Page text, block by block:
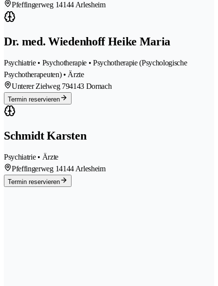
Pfeffingerweg 14144 Arlesheim
Dr. med. Wiedenhoff Heike Maria
Psychiatrie • Psychotherapie • Psychotherapie (Psychologische
Psychotherapeuten) • Ärzte
Unterer Zielweg 794143 Dornach
Termin reservieren
Schmidt Karsten
Psychiatrie • Ärzte
Pfeffingerweg 14144 Arlesheim
Termin reservieren